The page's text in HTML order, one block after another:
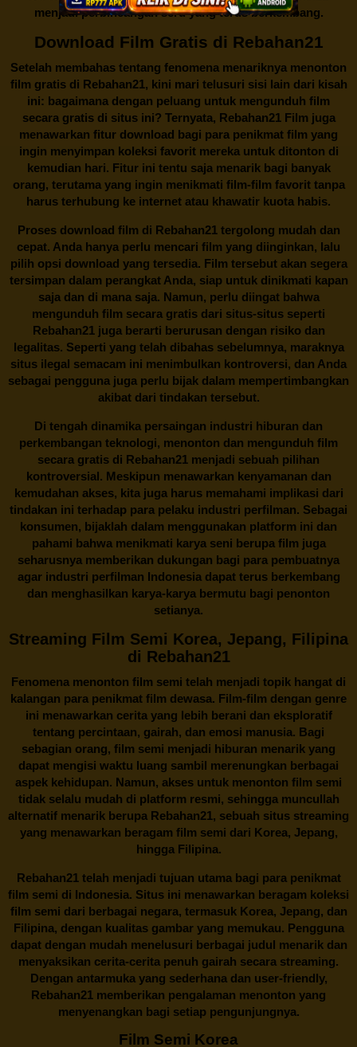
menjadi perbincangan seru yang terus berkembang.
Download Film Gratis di Rebahan21
Setelah membahas tentang fenomena menariknya menonton
film gratis di Rebahan21, kini mari telusuri sisi lain dari kisah
ini: bagaimana dengan peluang untuk mengunduh film
secara gratis di situs ini? Ternyata, Rebahan21 Film juga
menawarkan fitur download bagi para penikmat film yang
ingin menyimpan koleksi favorit mereka untuk ditonton di
kemudian hari. Fitur ini tentu saja menarik bagi banyak
orang, terutama yang ingin menikmati film-film favorit tanpa
harus terhubung ke internet atau khawatir kuota habis.
Proses download film di Rebahan21tergolong mudah dan
cepat. Anda hanya perlu mencari film yang diinginkan, lalu
pilih opsi download yang tersedia. Film tersebut akan segera
tersimpan dalam perangkat Anda, siap untuk dinikmati kapan
saja dan di mana saja. Namun, perlu diingat bahwa
mengunduh film secara gratis dari situs-situs seperti
Rebahan21 juga berarti berurusan dengan risiko dan
legalitas. Seperti yang telah dibahas sebelumnya, maraknya
situs ilegal semacam ini menimbulkan kontroversi, dan Anda
sebagai pengguna juga perlu bijak dalam mempertimbangkan
akibat dari tindakan tersebut.
Di tengah dinamika persaingan industri hiburan dan
perkembangan teknologi, menonton dan mengunduh film
secara gratis di Rebahan21 menjadi sebuah pilihan
kontroversial. Meskipun menawarkan kenyamanan dan
kemudahan akses, kita juga harus memahami implikasi dari
tindakan ini terhadap para pelaku industri perfilman. Sebagai
konsumen, bijaklah dalam menggunakan platform ini dan
pahami bahwa menikmati karya seni berupa film juga
seharusnya memberikan dukungan bagi para pembuatnya
agar industri perfilman Indonesia dapat terus berkembang
dan menghasilkan karya-karya bermutu bagi penonton
setianya.
Streaming Film Semi Korea, Jepang, Filipina
di Rebahan21
Fenomena menonton film semi telah menjadi topik hangat di
kalangan para penikmat film dewasa. Film-film dengan genre
ini menawarkan cerita yang lebih berani dan eksploratif
tentang percintaan, gairah, dan emosi manusia. Bagi
sebagian orang, film semi menjadi hiburan menarik yang
dapat mengisi waktu luang sambil merenungkan berbagai
aspek kehidupan. Namun, akses untuk menonton film semi
tidak selalu mudah di platform resmi, sehingga muncullah
alternatif menarik berupa Rebahan21, sebuah situs streaming
yang menawarkan beragam film semi dari Korea, Jepang,
hingga Filipina.
Rebahan21telah menjadi tujuan utama bagi para penikmat
film semi di Indonesia. Situs ini menawarkan beragam koleksi
film semi dari berbagai negara, termasuk Korea, Jepang, dan
Filipina, dengan kualitas gambar yang memukau. Pengguna
dapat dengan mudah menelusuri berbagai judul menarik dan
menyaksikan cerita-cerita penuh gairah secara streaming.
Dengan antarmuka yang sederhana dan user-friendly,
Rebahan21 memberikan pengalaman menonton yang
menyenangkan bagi setiap pengunjungnya.
Film Semi Korea